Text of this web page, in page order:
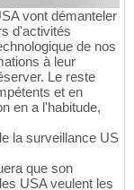
vont démanteler
d'activités
de nos
à leur
Le reste
et en
en a l'habitude,
la surveillance US
que son
USA veulent les